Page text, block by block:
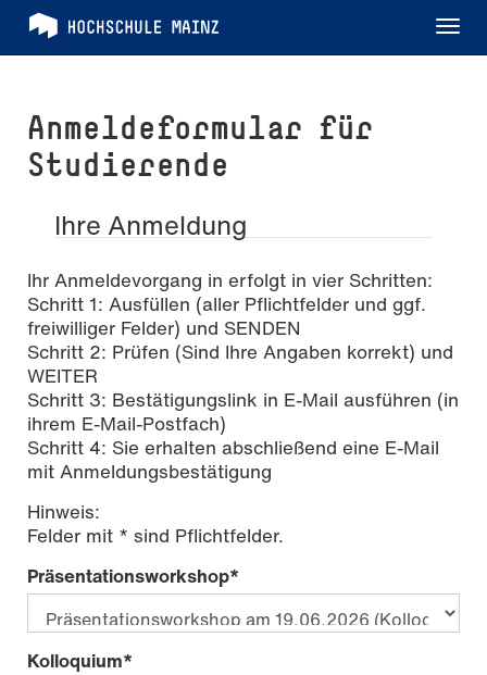
Anmeldeformular für
Studierende
Ihre Anmeldung
Ihr Anmeldevorgang in erfolgt in vier Schritten:
Schritt 1: Ausfüllen (aller Pflichtfelder und ggf.
freiwilliger Felder) und SENDEN
Schritt 2: Prüfen (Sind Ihre Angaben korrekt) und
WEITER
Schritt 3: Bestätigungslink in E-Mail ausführen (in
ihrem E-Mail-Postfach)
Schritt 4: Sie erhalten abschließend eine E-Mail
mit Anmeldungsbestätigung
Hinweis:
Felder mit * sind Pflichtfelder.
Präsentationsworkshop*
Kolloquium*